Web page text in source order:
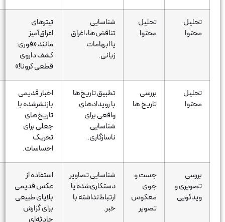
تحلیل
محتوا
شناسایی
تناقض‌ها، اغراق
تیترهای
اغراق‌آمیز
مانند «فوری:
کشف داروی
خبری درباره
‘کشف داروی
جدید کرونا’ که
منبع علمی
نداشت.
بررسی
تاریخ ها
تطبیق تاریخ‌ها
با رویدادهای
اخبار قدیمی
بازنشرشده با
تاریخ‌های
جعلی برای
تحریک
بازنشر خبر
قدیمی زلزله
کرمانشاه در
سال‌های بعد با
عنوان جدید.
جست و
جوی
معکوس
شناسایی تصاویر
دستکاری‌شده یا
ارتباط‌نداشته با
استفاده از
عکس قدیمی
بلایای طبیعی
برای گزارش
تصویری از سیل
هند که به
اشتباه برای
سیل پاکستان